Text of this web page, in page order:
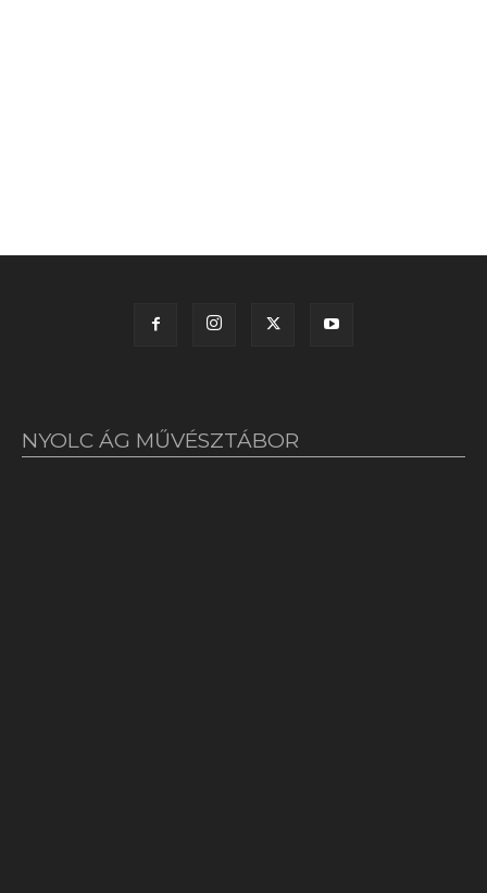
NYOLC ÁG MŰVÉSZTÁBOR